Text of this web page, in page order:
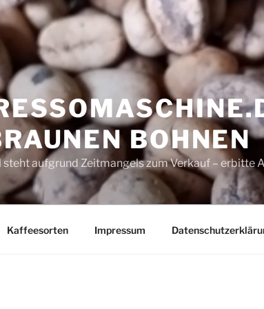
BOHNEN
aufgrund Zeitmangels zum Verkauf – erbitte
Kaffeesorten Impressum